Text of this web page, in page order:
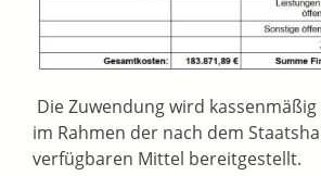
Die Zuwendung wird
im Rahmen der nach dem
verfügbaren Mittel bereitgestellt.